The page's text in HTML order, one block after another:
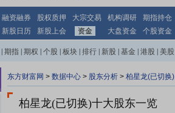
融资融券 股权质押 大宗交易 机构调研 期指持仓
新股日历 新股上会 资金 大盘资金 个股资金
期指 期权 个股 板块 排行 新股 基金 港股 美股
东方财富网 > 数据中心 > 股东分析 > 柏星龙(已切换)
柏星龙(已切换)十大股东一览